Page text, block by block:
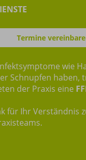
Termine
wie
Schnupfen haben,
der Praxis eine
für Ihr Verständnis